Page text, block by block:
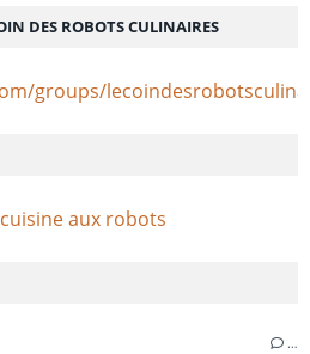
…
aux robots
DES ROBOTS CULINAIRES
groups/